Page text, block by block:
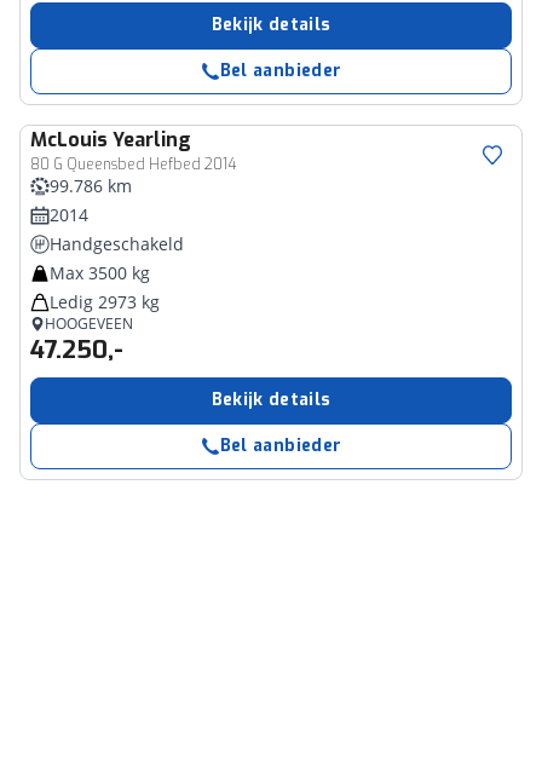
Bekijk details
Bel aanbieder
McLouis Yearling
80 G Queensbed Hefbed 2014
99.786 km
2014
Handgeschakeld
Max 3500 kg
Ledig 2973 kg
HOOGEVEEN
47.250,-
Bekijk details
Bel aanbieder